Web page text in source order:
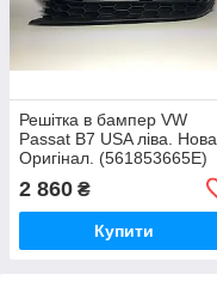
Решітка в бампер VW
Passat B7 USA ліва. Нова.
Оригінал. (561853665E)
2 860 ₴
Купити